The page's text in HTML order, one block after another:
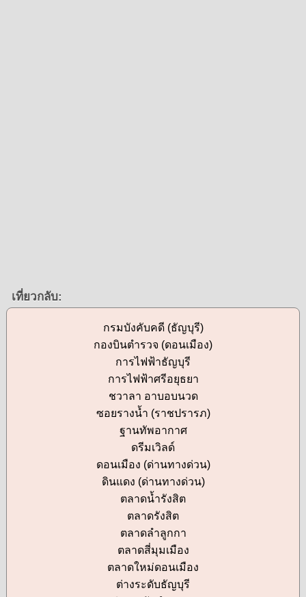
เที่ยวกลับ:
กรมบังคับคดี (ธัญบุรี)
กองบินตำรวจ (ดอนเมือง)
การไฟฟ้าธัญบุรี
การไฟฟ้าศรีอยุธยา
ชวาลา อาบอบนวด
ซอยรางน้ำ (ราชปรารภ)
ฐานทัพอากาศ
ดรีมเวิลด์
ดอนเมือง (ด่านทางด่วน)
ดินแดง (ด่านทางด่วน)
ตลาดน้ำรังสิต
ตลาดรังสิต
ตลาดลำลูกกา
ตลาดสี่มุมเมือง
ตลาดใหม่ดอนเมือง
ต่างระดับธัญบุรี